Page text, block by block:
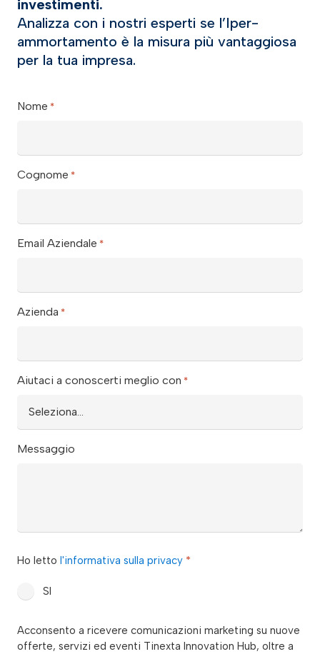
investimenti.
Analizza con i nostri esperti se l’Iper-
ammortamento è la misura più vantaggiosa
per la tua impresa.
Nome *
Cognome *
Email Aziendale *
Azienda *
Aiutaci a conoscerti meglio con *
Messaggio
Ho letto l'informativa sulla privacy *
SI
Acconsento a ricevere comunicazioni marketing su nuove
offerte, servizi ed eventi Tinexta Innovation Hub, oltre a